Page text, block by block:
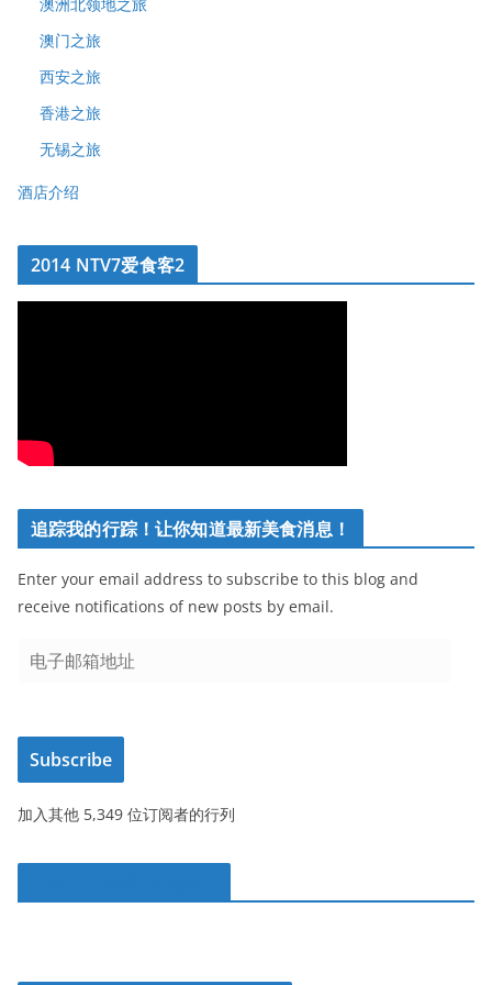
澳门之旅
西安之旅
香港之旅
无锡之旅
酒店介绍
2014 NTV7爱食客2
追踪我的行踪！让你知道最新美食消息！
Enter your email address to subscribe to this blog and
receive notifications of new posts by email.
电
箱
地
址
Subscribe
加入其他 5,349 位订阅者的行列